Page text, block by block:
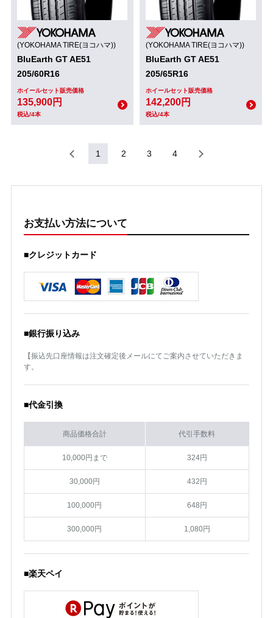
(YOKOHAMA TIRE(ヨコハマ))
BluEarth GT AE51
205/60R16
ホイールセット販売価格
135,900円
税込/4本
(YOKOHAMA TIRE(ヨコハマ))
BluEarth GT AE51
205/65R16
ホイールセット販売価格
142,200円
税込/4本
1 2 3 4
お支払い方法について
■クレジットカード
■銀行振り込み
【振込先口座情報は注文確定後メールにてご案内させていただきま
す。
■代金引換
商品価格合計 代引手数料
10,000円まで 324円
30,000円 432円
100,000円 648円
300,000円 1,080円
■楽天ペイ